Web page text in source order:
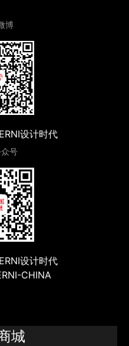
博
设计时代
号
设计时代
CHINA
城